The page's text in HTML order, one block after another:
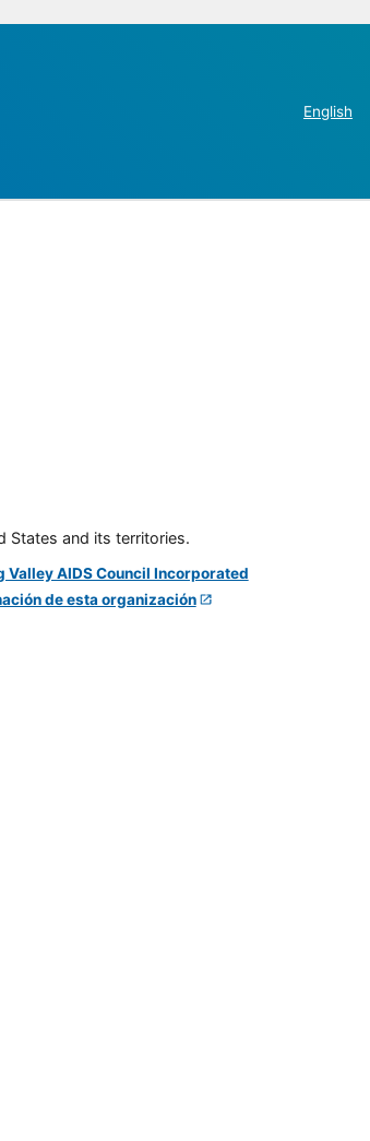
English
States and its territories.
de esta organización